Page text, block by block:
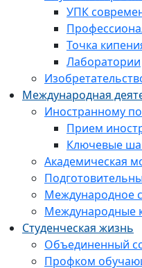
УПК
Точка
Лаборатории
Международная
Иностранному
Прием
Ключевые
Академическая
Международное
Международные
Студенческая жизнь
Объединенный
Профком